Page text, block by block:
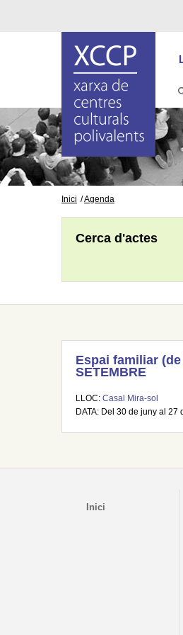
Inici Agenda
Cerca d'actes
Espai familiar
SETEMBRE
LLOC: Casal Mira-sol
DATA: Del 30 de juny al 27
Inici